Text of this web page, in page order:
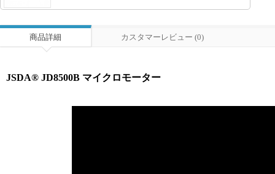
商品詳細 カスタマーレビュー (0)
JSDA® JD8500B マイクロモーター